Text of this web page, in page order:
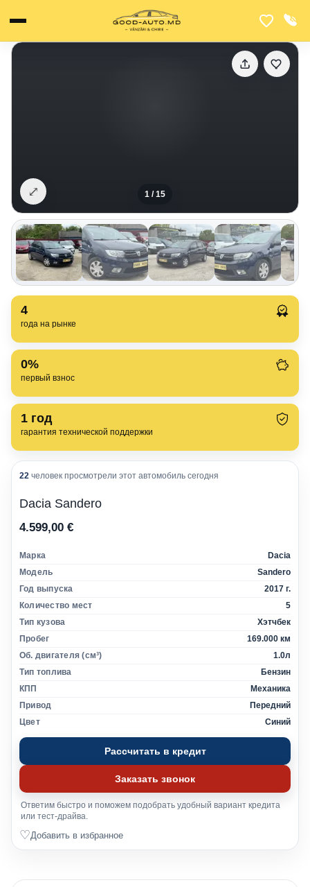
1 /15
⤢
4
года на рынке
0%
первый взнос
1 год
гарантия технической поддержки
22 человек просмотрели этот автомобиль сегодня
Dacia Sandero
4.599,00 €
Марка
Dacia
Модель
Sandero
Год выпуска
2017 г.
Количество мест
5
Тип кузова
Хэтчбек
Пробег
169.000 км
Об. двигателя (см³)
1.0л
Тип топлива
Бензин
КПП
Механика
Привод
Передний
Цвет
Синий
Рассчитать в кредит
Заказать звонок
Ответим быстро и поможем подобрать удобный вариант кредита
или тест-драйва.
♡Добавить в избранное